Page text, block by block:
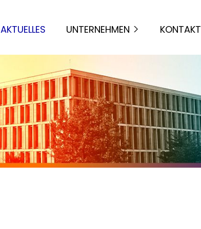
AKTUELLES UNTERNEHMEN KONTAKT